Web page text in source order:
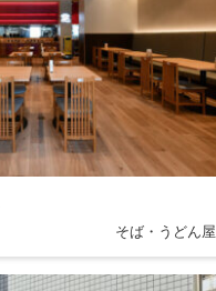
そば・うどん屋